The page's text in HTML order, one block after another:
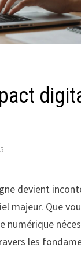
devient
majeur. Que
numérique
les